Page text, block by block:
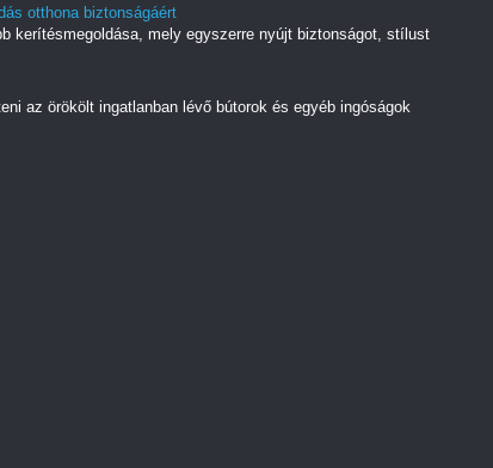
otthona biztonságáért
kerítésmegoldása, mely egyszerre nyújt biztonságot, stílust
az örökölt ingatlanban lévő bútorok és egyéb ingóságok